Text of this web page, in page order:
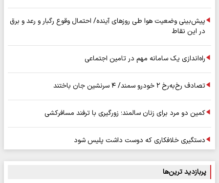
پیش‌بینی وضعیت هوا طی روزهای آینده/ احتمال وقوع رگبار و رعد و برق
در این نقاط
راه‌اندازی یک سامانه مهم در تامین اجتماعی
تصادف رخ‌به‌رخ ۲ خودرو سمند/ ۴ سرنشین جان باختند
کمین دو مرد برای زنان سالمند؛ زورگیری با ترفند مسافرکشی
دستگیری خلافکاری که دوست داشت پلیس شود
پربازدید ترین‌ها